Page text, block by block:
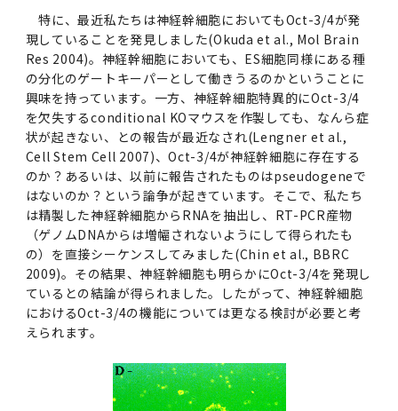
会計監査人候補者の決定について
教育等の情報
動物実験等に関する情報
企業等からの資金提供状況の公表
女性活躍推進法による一般事業主行動計画
次世代育成支援対策推進法による一般事業主行
動計画
女性の活躍推進に向けた取り組み
次世代育成支援対策推進法による一般事業主行
動計画
女性の活躍推進に向けた取り組み
次世代認定マーク「くるみん」を取得しました
（基準適合一般事業主認定）
大学祭
留学について
ILA国府台 公開講座等のお知らせ
キャンパス紹介
令和６年度（２０２４年度）総合知と癒しの次
世代フロントランナー育成プログラム（医歯学
系）「Science Tokyo SPRING (医歯学系)」
（旧TMDU卓越大学院生制度）対象学生（秋入
学対象）の募集について
Call for Applications to TMDU-SPRING
Program (formerly the TMDU WISE
Program) for the 2024 Academic Year
令和6年度（2024年度）東京医科歯科大学
「TMDU-SPRING」対象学生の募集について
（※春入学対象）について
Call for Application to TMDU WISE
Programs (II) for the 2023 Academic Year
教養部在学生
医学部在学生
歯学部在学生
大学院在学生
附属学校在学生
障がいのある学生サポートトップ
修学上の支援について
学生相談支援室
障害を理由とする差別の解消の推進に関する対
応要領
バリアフリーマップ
困りごと対策貸出グッズ
文部科学省からのお知らせ
令和７年度（２０２５年度）新入生向けPC購
入推奨仕様書
令和６年度（２０２４年度）東京医科歯科大学
「研究者早期育成コース」採用決定通知書授与
式を行いました。
令和５年度（２０２３年度）東京医科歯科大学
「研究者早期育成コース及び研究者養成コー
ス」採用決定通知書授与式を行いました。
令和４年度（２０２２年度）東京医科歯科大学
「研究者早期育成コース及び研究者養成コー
ス」採用決定通知書授与式を行いました。
インターンシップ
就職支援サイトリンク集
就職支援ガイド
外国人留学生の就職情報について
就職活動体験談について
OB・OG情報について
内定取り消しについて
進路届の提出について
国立美術館キャンパスメンバーズ
新入学の大学院生へ To New Graduate
Students
分野構成
医歯学総合研究科博士課程生命理工学系専攻履
修要項（シラバス）
年報トップ
2024年（25.7MB）
2023年（49.5MB）
2022年（38.1 MB）
2021年（PDF：71.9 MB）
2020年 （PDF：67.8MB）
2019年 （PDF：71.7MB）
2018年 （PDF：83.3MB）
統合教育機構学務企画課
セミナー・特別講義
セミナー・特別講義トップ
2026年度
2025年度
2023年度
2024年度
設置計画履行状況報告書
年報トップ
2024年（PDF：5.4MB）
2023年（PDF：4.5MB）
2022年（PDF：53.8 MB）
2021年（PDF：4.5 MB）
2020年 （PDF：4.6MB）
2019年 （PDF：5.2MB）
統合教育機構トップ
医学・歯学分野における数理・データサイエン
ス・AI教育開発事業
大学統合時の教育・学生生活について（受験生
向け）
Regarding education and student life after
the integration（For prospective
students）
大学統合時の教育・学生生活について（在学生
向け）
Regarding education and student life after
教学IR関連公開情報
統合研究機構・統合イノベーション機構
統合研究機構・統合イノベーション機構トップ
統合イノベーション機構
統合イノベーション機構トップ
医療ビッグデータによるトータル・ヘルスケア
イノベーション創出の基盤構築プロジェクト
オープンイノベーションセンター
若手研究者支援センター（統合研究機構）
研究基盤クラスター（統合研究機構）
研究基盤クラスター（統合研究機構）トップ
リサーチコアセンター
実験動物センター
先端医歯工学創成クラスター（統合研究機構）
先端医歯工学創成クラスター（統合研究機構）
再生医療研究センター
統合研究機構から他部局へ異動したセンター
統合研究機構から他部局へ異動したセンタート
オープンイノベーションセンター
統合国際機構
統合情報機構（図書館部門・ITセキュリティ部
門）
統合情報機構（図書館部門・ITセキュリティ部
門）トップ
ITヘルプデスク（学内専用サイト）
ITセキュリティ部門（学内専用サイト）
学生支援・保健管理機構
学生支援・保健管理機構トップ
湯島学生支援センター
環境安全管理室
ヒトES細胞倫理審査委員会
利益相反に関する説明会資料(ダウンロード)(学
内専用)
研究大学強化促進事業に関する情報・評価
特に、最近私たちは神経幹細胞においてもOct-3/4が発
現していることを発見しました(Okuda et al., Mol Brain
Res 2004)。神経幹細胞においても、ES細胞同様にある種
の分化のゲートキーパーとして働きうるのかということに
興味を持っています。一方、神経幹細胞特異的にOct-3/4
を欠失するconditional KOマウスを作製しても、なんら症
状が起きない、との報告が最近なされ(Lengner et al.,
Cell Stem Cell 2007)、Oct-3/4が神経幹細胞に存在する
のか？あるいは、以前に報告されたものはpseudogeneで
はないのか？という論争が起きています。そこで、私たち
は精製した神経幹細胞からRNAを抽出し、RT-PCR産物
（ゲノムDNAからは増幅されないようにして得られたも
の）を直接シーケンスしてみました(Chin et al., BBRC
2009)。その結果、神経幹細胞も明らかにOct-3/4を発現し
ているとの結論が得られました。したがって、神経幹細胞
におけるOct-3/4の機能については更なる検討が必要と考
えられます。